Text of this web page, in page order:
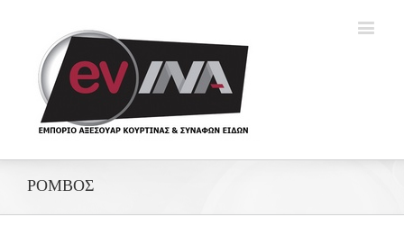
ΡΟΜΒΟΣ